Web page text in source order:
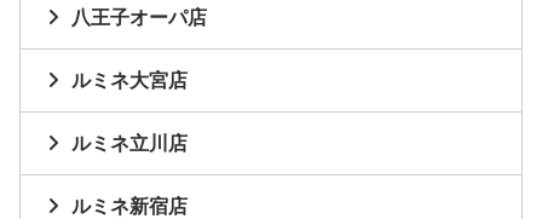
八王子オーパ店
ルミネ大宮店
ルミネ立川店
ルミネ新宿店